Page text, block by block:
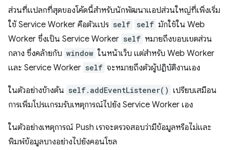
ส่วนที่แปลกที่สุดของโค้ดนี้สำหรับนักพัฒนาแอปส่วนใหญ่ที่เพิ่งเริ่ม
ใช้ Service Worker คือตัวแปร self self มักใช้ใน Web
Worker ซึ่งเป็น Service Worker self หมายถึงขอบเขตส่วน
กลาง ซึ่งคล้ายกับ window ในหน้าเว็บ แต่สำหรับ Web Worker
และ Service Worker self จะหมายถึงตัวผู้ปฏิบัติงานเอง
ในตัวอย่างข้างต้น self.addEventListener() เปรียบเสมือน
การเพิ่มโปรแกรมรับเหตุการณ์ไปยัง Service Worker เอง
ในตัวอย่างเหตุการณ์ Push เราจะตรวจสอบว่ามีข้อมูลหรือไม่และ
พิมพ์ข้อมูลบางอย่างไปยังคอนโซล